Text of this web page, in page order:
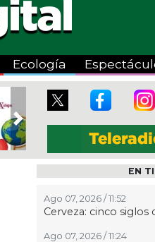
Ecología
Next
EN
Ago 07, 2026 / 11:52
Cerveza: cinco
Ago 07, 2026 / 11:24